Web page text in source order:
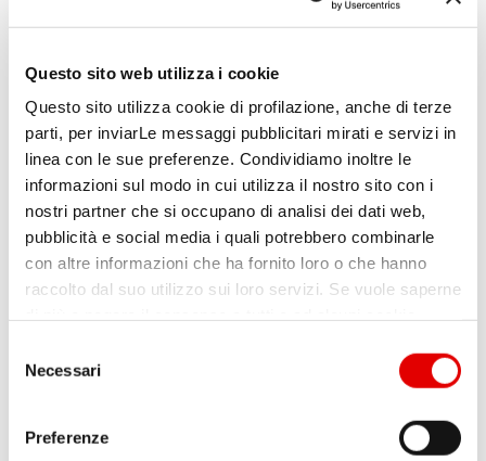
Questo sito web utilizza i cookie
Questo sito utilizza cookie di profilazione, anche di terze
parti, per inviarLe messaggi pubblicitari mirati e servizi in
linea con le sue preferenze. Condividiamo inoltre le
informazioni sul modo in cui utilizza il nostro sito con i
nostri partner che si occupano di analisi dei dati web,
pubblicità e social media i quali potrebbero combinarle
con altre informazioni che ha fornito loro o che hanno
raccolto dal suo utilizzo sui loro servizi. Se vuole saperne
sul tasto “Accetta tutti”. Se non vuole i cookie di
Necessari
Preferenze
e così via. Anche se rappresentano in
qualche modo gli antesignani della
gamification, non sono una novità per sé,
tuttavia nel mondo phygitalhanno
conosciuto nuova fortuna, grazie alle
opportunità offerte dalle piattaforme digitali.
Attraverso un sistema di gestione dei
utente, per esempio attraverso l’invio di
dedicate sia in caso di spese particolarmente